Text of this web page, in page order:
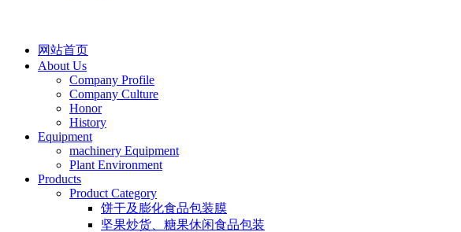
网站首页
About Us
Company Profile
Company Culture
Honor
History
Equipment
machinery Equipment
Plant Environment
Products
Product Category
饼干及膨化食品包装膜
坚果炒货、糖果休闲食品包装